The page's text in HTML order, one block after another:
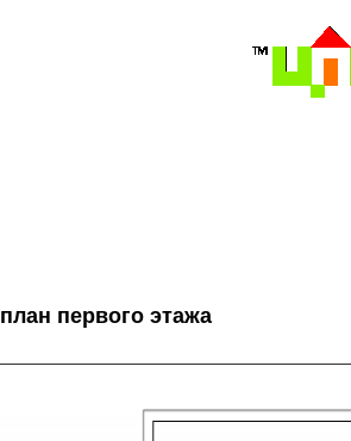
план первого этажа